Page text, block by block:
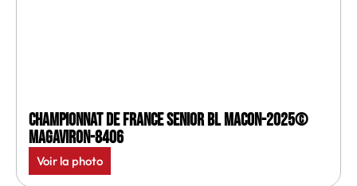
Championnat de France senior BL Macon-2025©
MagAviron-8406
Voir la photo